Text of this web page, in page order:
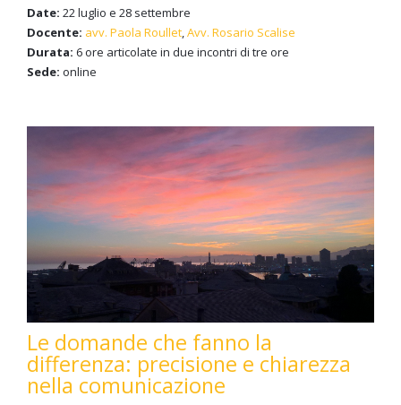
Date: 22 luglio e 28 settembre
Docente: avv. Paola Roullet,Avv. Rosario Scalise
Durata: 6 ore articolate in due incontri di tre ore
Sede: online
Le domande che fanno la
differenza: precisione e chiarezza
nella comunicazione